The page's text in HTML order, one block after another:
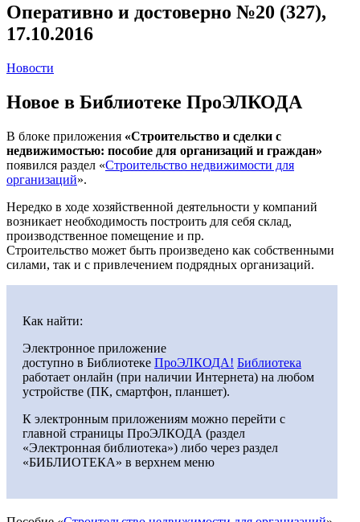
Оперативно и достоверно №20 (327),
17.10.2016
Новости
Новое в Библиотеке ПроЭЛКОДА
В блоке приложения «Строительство и сделки с
недвижимостью: пособие для организаций и граждан»
появился раздел «Строительство недвижимости для
организаций».
Нередко в ходе хозяйственной деятельности у компаний
возникает необходимость построить для себя склад,
производственное помещение и пр.
Строительство может быть произведено как собственными
силами, так и с привлечением подрядных организаций.
Как найти:
Электронное приложение
доступно в Библиотеке ПроЭЛКОДА! Библиотека
работает онлайн (при наличии Интернета) на любом
устройстве (ПК, смартфон, планшет).
К электронным приложениям можно перейти с
главной страницы ПроЭЛКОДА (раздел
«Электронная библиотека») либо через раздел
«БИБЛИОТЕКА» в верхнем меню